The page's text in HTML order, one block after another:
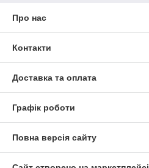
Про нас
Контакти
Доставка та оплата
Графік роботи
Повна версія сайту